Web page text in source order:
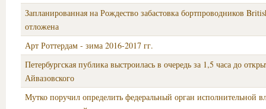
Запланированная на Рождество забастовка бортпроводников
отложена
Арт Роттердам - зима 2016-2017 гг.
Петербургская публика выстроилась в очередь за 1,5 часа до
Айвазовского
Мутко поручил определить федеральный орган исполнительной